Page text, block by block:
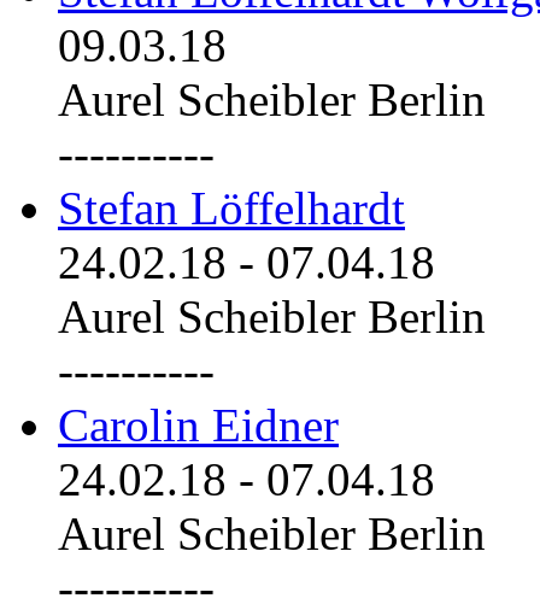
09.03.18
Aurel Scheibler Berlin
----------
Stefan Löffelhardt
24.02.18 - 07.04.18
Aurel Scheibler Berlin
----------
Carolin Eidner
24.02.18 - 07.04.18
Aurel Scheibler Berlin
----------